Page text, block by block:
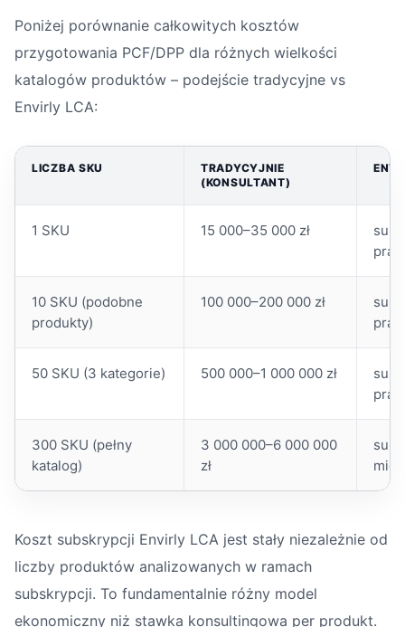
Poniżej porównanie całkowitych kosztów
przygotowania PCF/DPP dla różnych wielkości
katalogów produktów – podejście tradycyjne vs
Envirly LCA:
LICZBA SKU
TRADYCYJNIE
(KONSULTANT)
1 SKU 15 000–35 000 zł
10 SKU (podobne
produkty)
100 000–200 000 zł
50 SKU (3 kategorie) 500 000–1 000 000 zł
300 SKU (pełny
katalog)
3 000 000–6 000 000
zł
Koszt subskrypcji Envirly LCA jest stały niezależnie od
liczby produktów analizowanych w ramach
subskrypcji. To fundamentalnie różny model
ekonomiczny niż stawka konsultingowa per produkt.